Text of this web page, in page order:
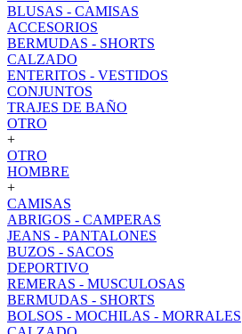
BLUSAS - CAMISAS
ACCESORIOS
BERMUDAS - SHORTS
CALZADO
ENTERITOS - VESTIDOS
CONJUNTOS
TRAJES DE BAÑO
OTRO
+
OTRO
HOMBRE
+
CAMISAS
ABRIGOS - CAMPERAS
JEANS - PANTALONES
BUZOS - SACOS
DEPORTIVO
REMERAS - MUSCULOSAS
BERMUDAS - SHORTS
BOLSOS - MOCHILAS - MORRALES